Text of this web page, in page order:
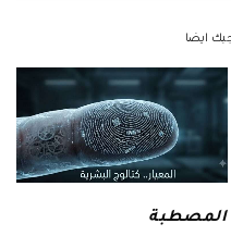
ايضا
المصطبة